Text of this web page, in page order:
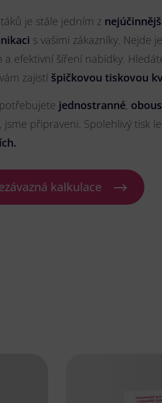
je stále jedním z
s vašimi zákazníky. Nejde
a efektivní šíření nabídky.
zajistí špičkovou tiskovou
jednostranné,
jsme připraveni. Spolehlivý tisk
kalkulace